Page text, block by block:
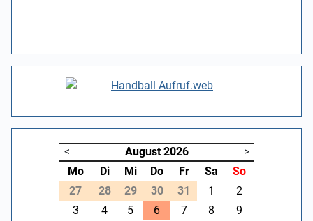
< August 2026
>
Mo
Di Mi Do Fr Sa
So
27
28 29 30 31 1
2
3
4 5 6 7 8
9